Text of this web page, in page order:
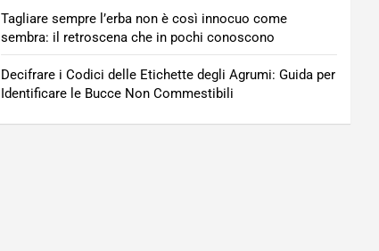
Tagliare sempre l’erba non è così innocuo come
sembra: il retroscena che in pochi conoscono
Decifrare i Codici delle Etichette degli Agrumi: Guida per
Identificare le Bucce Non Commestibili